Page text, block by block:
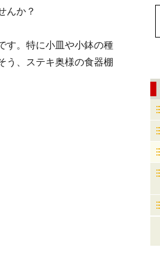
んか？
す。特に小皿や小鉢の種
う、ステキ奥様の食器棚